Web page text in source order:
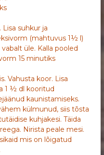
suhkur ja
(mahtuvus 1½ l)
üle. Kalla pooled
15 minutiks
Vahusta koor. Lisa
1 ½ dl kooritud
kaunistamiseks.
külmunud, siis tõsta
kuhjakesi. Täida
Nirista peale mesi.
mis on lõigatud